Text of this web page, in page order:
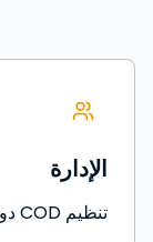
الإدارة
تنظيم COD دون فرض أداة معقدة على الفريق الميداني.